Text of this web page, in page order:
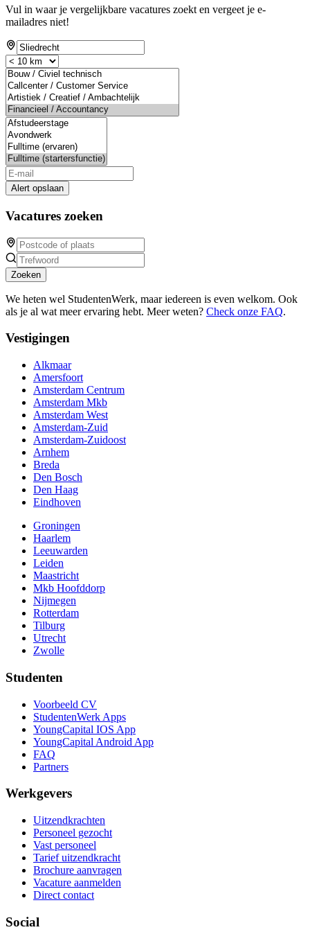
Vul in waar je vergelijkbare vacatures zoekt en vergeet je e-
mailadres niet!
Alert opslaan
Vacatures zoeken
Zoeken
We heten wel StudentenWerk, maar iedereen is even welkom. Ook
als je al wat meer ervaring hebt. Meer weten? Check onze FAQ.
Vestigingen
Alkmaar
Amersfoort
Amsterdam Centrum
Amsterdam Mkb
Amsterdam West
Amsterdam-Zuid
Amsterdam-Zuidoost
Arnhem
Breda
Den Bosch
Den Haag
Eindhoven
Groningen
Haarlem
Leeuwarden
Leiden
Maastricht
Mkb Hoofddorp
Nijmegen
Rotterdam
Tilburg
Utrecht
Zwolle
Studenten
Voorbeeld CV
StudentenWerk Apps
YoungCapital IOS App
YoungCapital Android App
FAQ
Partners
Werkgevers
Uitzendkrachten
Personeel gezocht
Vast personeel
Tarief uitzendkracht
Brochure aanvragen
Vacature aanmelden
Direct contact
Social